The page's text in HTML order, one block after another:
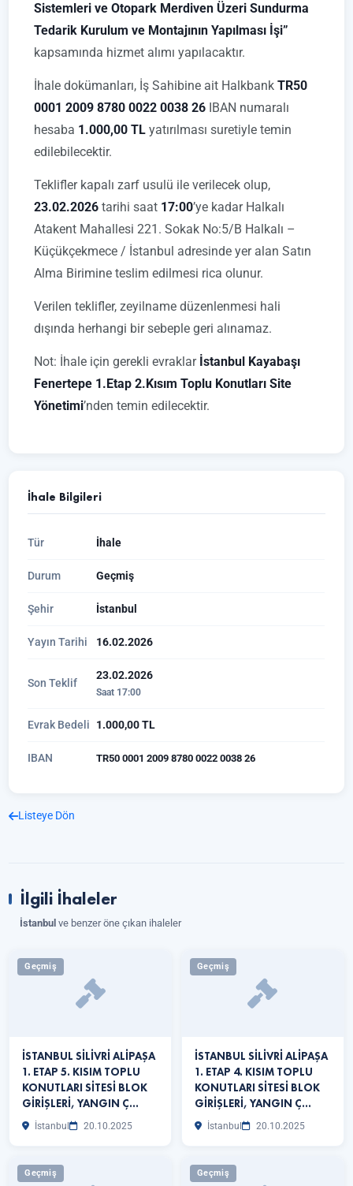
Sistemleri ve Otopark Merdiven Üzeri Sundurma
Tedarik Kurulum ve Montajının Yapılması İşi”
kapsamında hizmet alımı yapılacaktır.
İhale dokümanları, İş Sahibine ait HalkbankTR50
0001 2009 8780 0022 0038 26 IBAN numaralı
hesaba 1.000,00 TL yatırılması suretiyle temin
edilebilecektir.
Teklifler kapalı zarf usulü ile verilecek olup,
23.02.2026 tarihi saat 17:00’ye kadar Halkalı
Atakent Mahallesi 221. Sokak No:5/B Halkalı –
Küçükçekmece / İstanbul adresinde yer alan Satın
Alma Birimine teslim edilmesi rica olunur.
Verilen teklifler, zeyilname düzenlenmesi hali
dışında herhangi bir sebeple geri alınamaz.
Not: İhale için gerekli evraklarİstanbul Kayabaşı
Fenertepe 1.Etap 2.Kısım Toplu Konutları Site
Yönetimi’nden temin edilecektir.
İhale Bilgileri
Tür İhale
Durum Geçmiş
Şehir İstanbul
Yayın Tarihi 16.02.2026
Son Teklif
23.02.2026
Saat 17:00
Evrak Bedeli 1.000,00 TL
IBAN TR50 0001 2009 8780 0022 0038 26
Listeye Dön
İlgili İhaleler
İstanbul ve benzer öne çıkan ihaleler
Geçmiş
İSTANBUL SİLİVRİ ALİPAŞA
1. ETAP 5. KISIM TOPLU
KONUTLARI SİTESİ BLOK
GİRİŞLERİ, YANGIN Ç…
İstanbul 20.10.2025
Geçmiş
İSTANBUL SİLİVRİ ALİPAŞA
1. ETAP 4. KISIM TOPLU
KONUTLARI SİTESİ BLOK
GİRİŞLERİ, YANGIN Ç…
İstanbul 20.10.2025
Geçmiş Geçmiş